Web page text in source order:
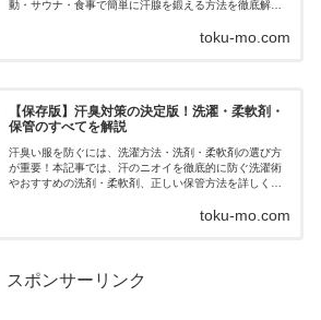
動・サウナ・食事で簡単に汗腺を鍛える方法を徹底解
toku-mo.com
【保存版】汗臭対策の決定版！洗濯・柔軟剤・
保管のすべてを解説
汗臭い服を防ぐには、洗濯方法・洗剤・柔軟剤の選び方
が重要！本記事では、汗のニオイを徹底的に防ぐ洗濯術
やおすすめの洗剤・柔軟剤、正しい保管方法を詳しく解
toku-mo.com
スポンサーリンク